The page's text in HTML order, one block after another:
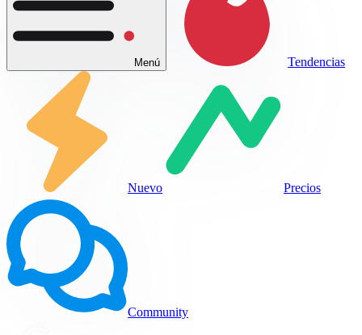
Menú Tendencias
Nuevo Precios
Community